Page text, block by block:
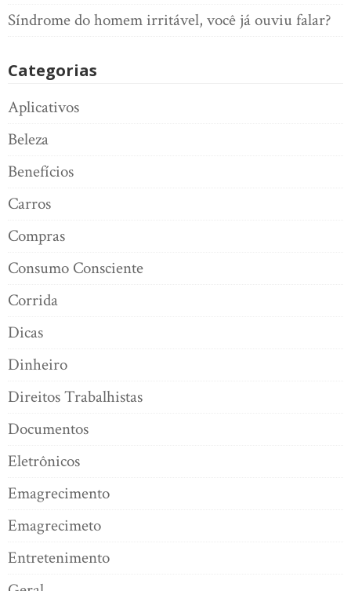
Síndrome do homem irritável, você já ouviu falar?
Categorias
Aplicativos
Beleza
Benefícios
Carros
Compras
Consumo Consciente
Corrida
Dicas
Dinheiro
Direitos Trabalhistas
Documentos
Eletrônicos
Emagrecimento
Emagrecimeto
Entretenimento